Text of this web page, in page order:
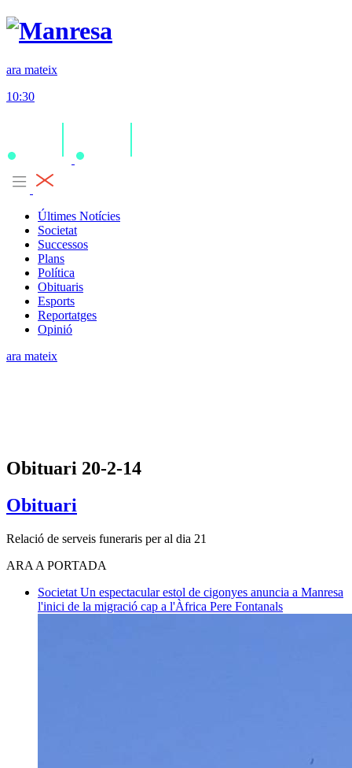
ara mateix
10:30
Últimes Notícies
Societat
Successos
Plans
Política
Obituaris
Esports
Reportatges
Opinió
ara mateix
Obituari 20-2-14
Obituari
Relació de serveis funeraris per al dia 21
ARA A PORTADA
Societat Un espectacular estol de cigonyes anuncia a Manresa
l'inici de la migració cap a l'Àfrica Pere Fontanals